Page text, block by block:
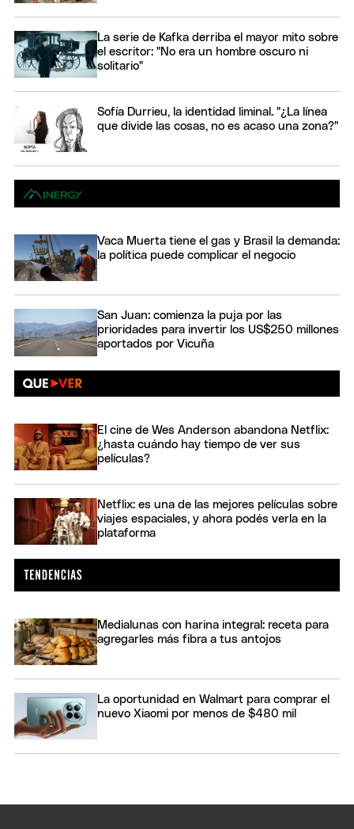
La serie de Kafka derriba el mayor mito sobre
el escritor: "No era un hombre oscuro ni
solitario"
Sofía Durrieu, la identidad liminal. "¿La línea
que divide las cosas, no es acaso una zona?"
Vaca Muerta tiene el gas y Brasil la demanda:
la política puede complicar el negocio
San Juan: comienza la puja por las
prioridades para invertir los US$250 millones
aportados por Vicuña
El cine de Wes Anderson abandona Netflix:
¿hasta cuándo hay tiempo de ver sus
películas?
Netflix: es una de las mejores películas sobre
viajes espaciales, y ahora podés verla en la
plataforma
Medialunas con harina integral: receta para
agregarles más fibra a tus antojos
La oportunidad en Walmart para comprar el
nuevo Xiaomi por menos de $480 mil